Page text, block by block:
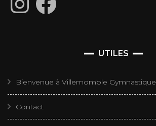
UTILES
Bienvenue à Villemomble Gymnastique
Contact